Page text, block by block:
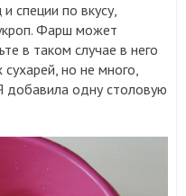
специи по вкусу,
Фарш может
в таком случае в него
но не много,
одну столовую